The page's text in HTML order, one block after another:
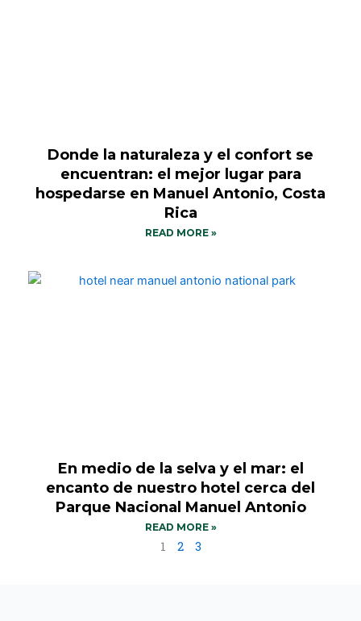
Donde la naturaleza y el confort se
encuentran: el mejor lugar para
hospedarse en Manuel Antonio, Costa
Rica
READ MORE »
En medio de la selva y el mar: el
encanto de nuestro hotel cerca del
Parque Nacional Manuel Antonio
READ MORE »
1 2 3